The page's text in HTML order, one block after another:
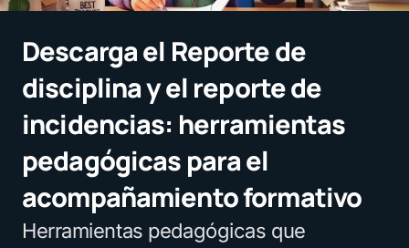
Descarga el Reporte de
disciplina y el reporte de
incidencias: herramientas
pedagógicas para el
acompañamiento formativo
Herramientas pedagógicas que